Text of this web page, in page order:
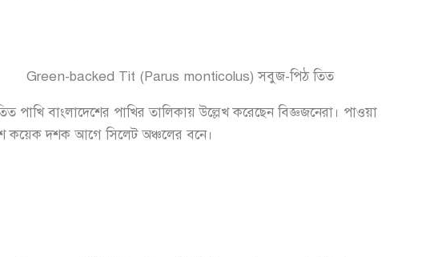
Green-backed Tit (Parus monticolus) সবুজ-পিঠ তিত
পাখি বাংলাদেশের পাখির তালিকায় উল্লেখ করেছেন বিজ্ঞজনেরা। পাওয়া
কয়েক দশক আগে সিলেট অঞ্চলের বনে।